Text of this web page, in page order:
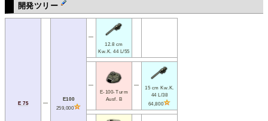
開発ツリー
E 75 ━
E100
259,000
━
12.8 cm
Kw.K. 44 L/55
━
E-100-Turm
Ausf. B
━
15 cm Kw.K.
44 L/38
64,800